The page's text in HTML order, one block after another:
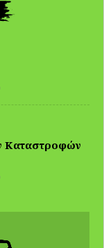
Καταστροφών